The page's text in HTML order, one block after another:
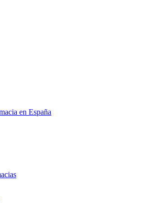
en España